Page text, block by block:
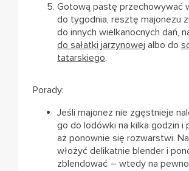
Gotową pastę przechowywać
do tygodnia, resztę majonezu
do innych wielkanocnych dań,
do sałatki jarzynowej albo do
tatarskiego.
Porady:
Jeśli majonez nie zgęstnieje
go do lodówki na kilka godzin i
aż ponownie się rozwarstwi.
włożyć delikatnie blender i
zblendować – wtedy na